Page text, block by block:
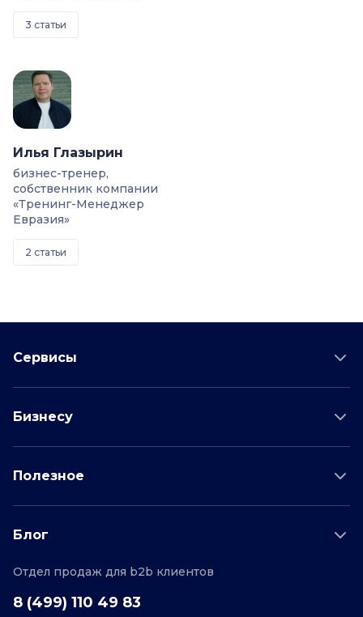
3 статьи
Илья Глазырин
бизнес-тренер,
собственник компании
«Тренинг-Менеджер
Евразия»
2 статьи
Сервисы
Проверка водителя
Бизнесу
Проверка по отраслям
Полезное
О проекте
Персональные данные
Блог
Редакционная политика
Отдел продаж для b2b клиентов
8 (499) 110 49 83